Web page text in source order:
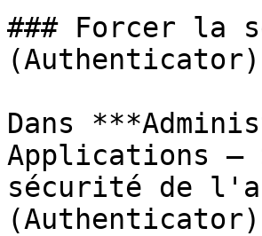
### Forcer la
(Authenticator)
Dans
Applications –
sécurité de